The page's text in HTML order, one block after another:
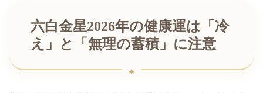
六白金星2026年の健康運は「冷
え」と「無理の蓄積」に注意